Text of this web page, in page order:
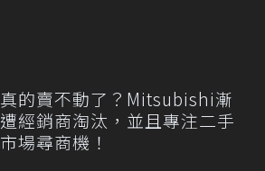
真的賣不動了？Mitsubishi漸
遭經銷商淘汰，並且專注二手
市場尋商機！